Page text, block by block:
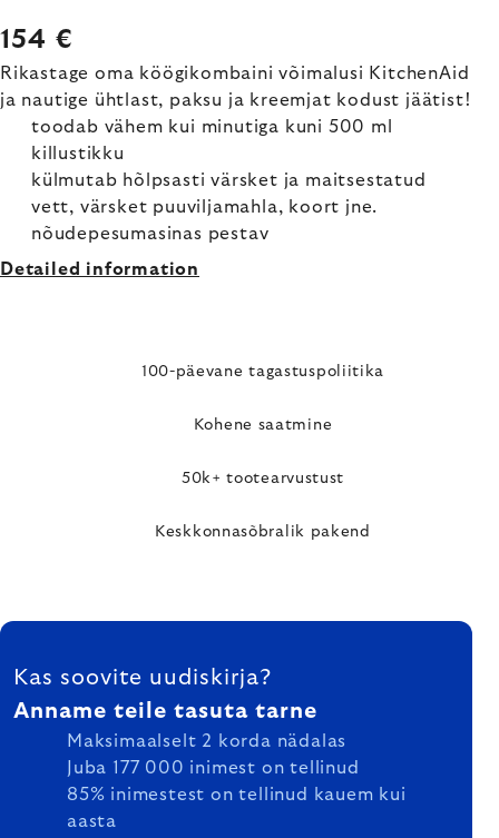
154 €
Rikastage oma köögikombaini võimalusi KitchenAid
ja nautige ühtlast, paksu ja kreemjat kodust jäätist!
toodab vähem kui minutiga kuni 500 ml
killustikku
külmutab hõlpsasti värsket ja maitsestatud
vett, värsket puuviljamahla, koort jne.
nõudepesumasinas pestav
Detailed information
100-päevane tagastuspoliitika
Kohene saatmine
50k+ tootearvustust
Keskkonnasõbralik pakend
FOOTER
Kas soovite uudiskirja?
Anname teile tasuta tarne
Maksimaalselt 2 korda nädalas
Juba 177 000 inimest on tellinud
85% inimestest on tellinud kauem kui
aasta